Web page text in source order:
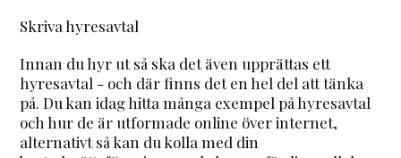
Skriva hyresavtal
Innan du hyr ut så ska det även upprättas ett
hyresavtal - och där finns det en hel del att tänka
på. Du kan idag hitta många exempel på hyresavtal
och hur de är utformade online över internet,
alternativt så kan du kolla med din